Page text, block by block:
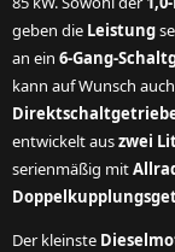
geben die Leistung
an ein 6-Gang-
kann auf Wunsch
entwickelt auszwei
serienmäßig mit
Der kleinste